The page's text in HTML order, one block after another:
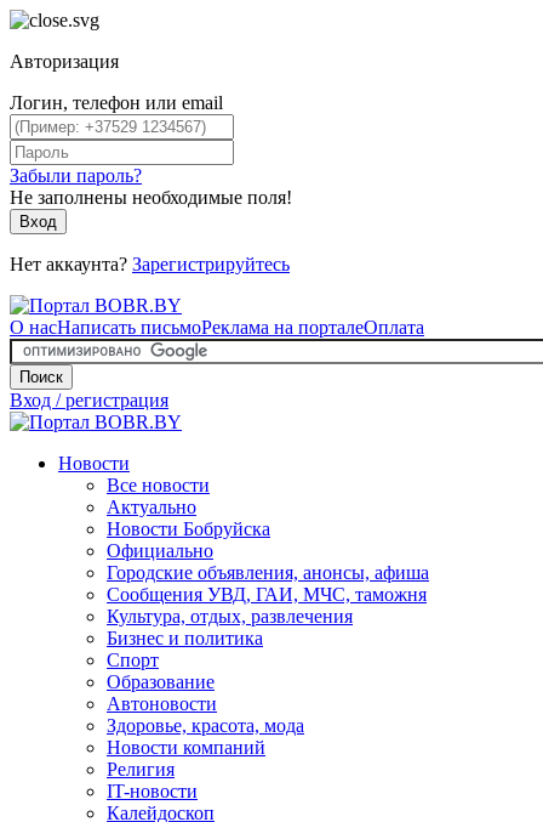
Авторизация
Логин, телефон или email
Забыли пароль?
Не заполнены необходимые поля!
Вход
Нет аккаунта? Зарегистрируйтесь
О насНаписать письмоРеклама на порталеОплата
Поиск
Вход / регистрация
Новости
Все новости
Актуально
Новости Бобруйска
Официально
Городские объявления, анонсы, афиша
Сообщения УВД, ГАИ, МЧС, таможня
Культура, отдых, развлечения
Бизнес и политика
Спорт
Образование
Автоновости
Здоровье, красота, мода
Новости компаний
Религия
IT-новости
Калейдоскоп